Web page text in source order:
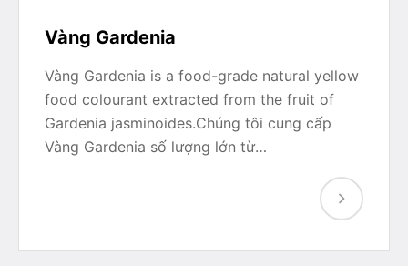
Vàng Gardenia
Vàng Gardenia is a food-grade natural yellow
food colourant extracted from the fruit of
Gardenia jasminoides.Chúng tôi cung cấp
Vàng Gardenia số lượng lớn từ…